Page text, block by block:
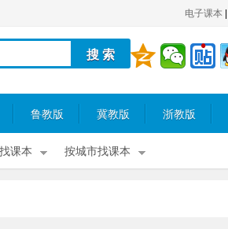
电子课本
鲁教版 冀教版 浙教版
课本 按城市找课本